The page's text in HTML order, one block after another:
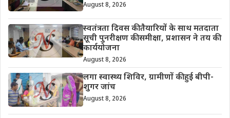
August 8, 2026
स्वतंत्रता दिवस की तैयारियों के साथ मतदाता
सूची पुनरीक्षण की समीक्षा, प्रशासन ने तय की
कार्ययोजना
August 8, 2026
लगा स्वास्थ्य शिविर, ग्रामीणों की हुई बीपी-
शुगर जांच
August 8, 2026